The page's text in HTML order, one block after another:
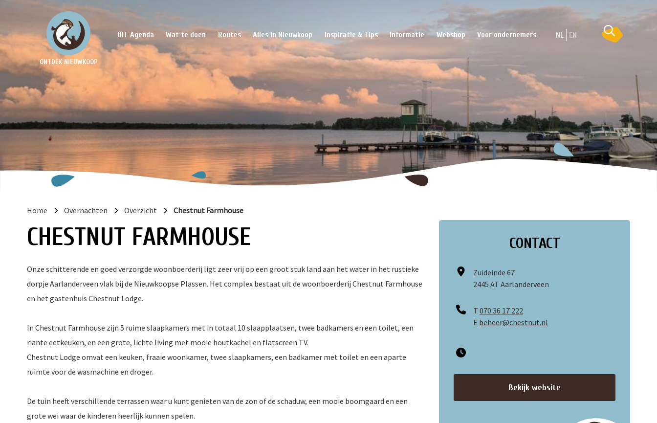
ONTDEK NIEUWKOOP
UIT Agenda Wat te doen Routes Alles in Nieuwkoop Inspiratie & Tips Informatie Webshop Voor ondernemers NL EN
Home Overnachten Overzicht Chestnut Farmhouse
CHESTNUT FARMHOUSE
Onze schitterende en goed verzorgde woonboerderij ligt zeer vrij op een groot stuk land aan het water in het rustieke
dorpje Aarlanderveen vlak bij de Nieuwkoopse Plassen. Het complex bestaat uit de woonboerderij Chestnut Farmhouse
en het gastenhuis Chestnut Lodge.
In Chestnut Farmhouse zijn 5 ruime slaapkamers met in totaal 10 slaapplaatsen, twee badkamers en een toilet, een
riante eetkeuken, en een grote, lichte living met mooie houtkachel en flatscreen TV.
Chestnut Lodge omvat een keuken, fraaie woonkamer, twee slaapkamers, een badkamer met toilet en een aparte
ruimte voor de wasmachine en droger.
De tuin heeft verschillende terrassen waar u kunt genieten van de zon of de schaduw, een mooie boomgaard en een
grote wei waar de kinderen heerlijk kunnen spelen.
CONTACT
Zuideinde 67
2445 AT Aarlanderveen
T 070 36 17 222
E beheer@chestnut.nl
Bekijk website